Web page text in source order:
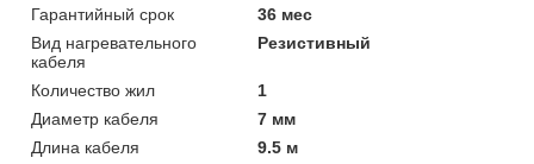
Гарантийный срок
36 мес
Вид нагревательного
кабеля
Резистивный
Количество жил
1
Диаметр кабеля
7 мм
Длина кабеля
9.5 м